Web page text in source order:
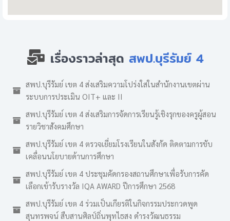
เรื่องราวล่าสุด สพป.บุรีรัมย์ 4
สพป.บุรีรัมย์ เขต 4 ส่งเสริมความโปร่งใสในสำนักงานเขตผ่าน
ระบบการประเมิน OIT+ และ II
สพป.บุรีรัมย์ เขต 4 ส่งเสริมการจัดการเรียนรู้เชิงรุกของครูผู้สอน
รายวิชาสังคมศึกษา
สพป.บุรีรัมย์ เขต 4 ตรวจเยี่ยมโรงเรียนในสังกัด ติดตามการขับ
เคลื่อนนโยบายด้านการศึกษา
สพป.บุรีรัมย์ เขต 4 ประชุมคัดกรองสถานศึกษาเพื่อรับการคัด
เลือกเข้ารับรางวัล IQA AWARD ปีการศึกษา 2568
สพป.บุรีรัมย์ เขต 4 ร่วมเป็นเกียรติในกิจกรรมประกวดพูด
สุนทรพจน์ สืบสานศิลป์ถิ่นพุทไธสง ดำรงวัฒนธรรม